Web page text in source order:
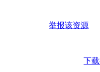
举报该资源
下